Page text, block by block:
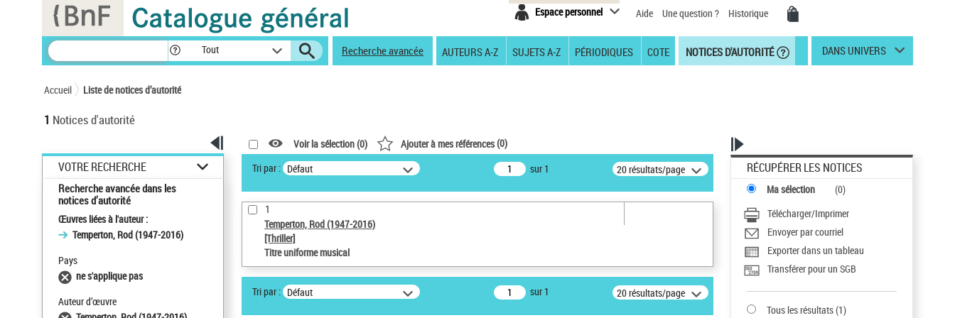
Espace personnel Aide Une question ? Historique
Tout Recherche avancée AUTEURS A-Z SUJETS A-Z PÉRIODIQUES COTE NOTICES D'AUTORITÉ DANS UNIVERS
Accueil Liste de notices d’autorité
1 Notices d'autorité
VOTRE RECHERCHE
Recherche avancée dans les
notices d’autorité
Œuvres liées à l'auteur :
Temperton, Rod (1947-2016)
Pays
ne s'applique pas
Auteur d’œuvre
Voir la sélection (0) Ajouter à mes références(0)
Tri par : Défaut sur 1 20 résultats/page
1
Temperton, Rod (1947-2016)
[Thriller]
Titre uniforme musical
Tri par : Défaut sur 1 20 résultats/page
RÉCUPÉRER LES NOTICES
Ma sélection (0)
Télécharger/Imprimer
Envoyer par courriel
Exporter dans un tableau
Transférer pour un SGB
Tous les résultats(1)
Panneau de gestion des cookies